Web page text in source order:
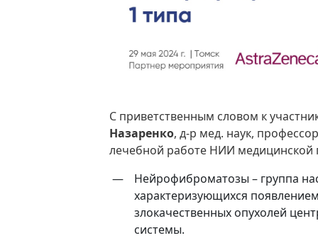
С приветственным словом к
Назаренко, д-р мед. наук,
лечебной работе НИИ медицинской
Нейрофиброматозы – группа
характеризующихся
злокачественных опухолей
системы.